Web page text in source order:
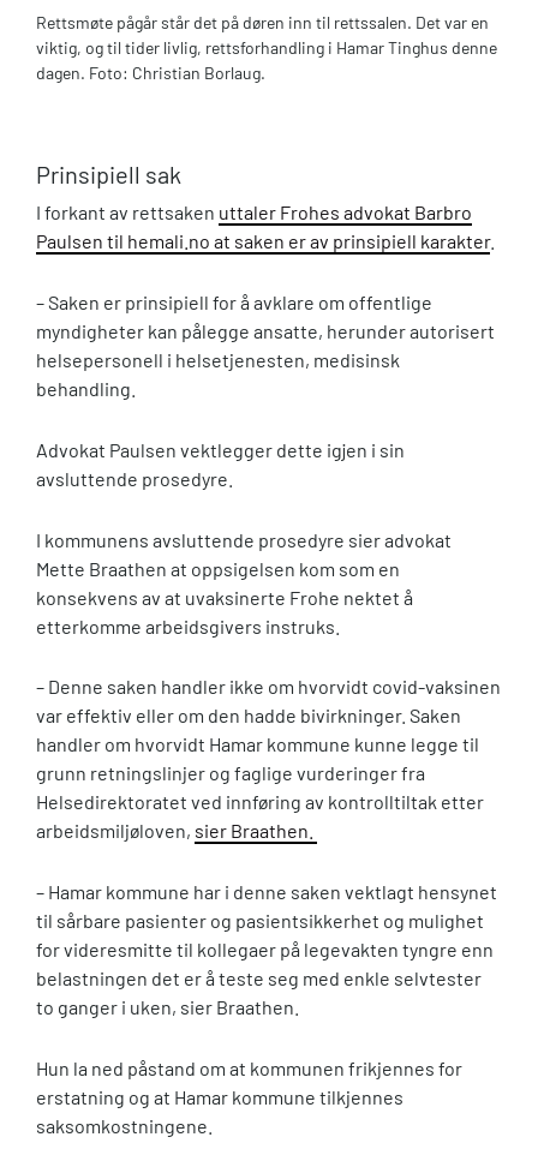
Rettsmøte pågår står det på døren inn til rettssalen. Det var en
viktig, og til tider livlig, rettsforhandling i Hamar Tinghus denne
dagen. Foto: Christian Borlaug.
Prinsipiell sak
I forkant av rettsaken uttaler Frohes advokat Barbro
Paulsen til hemali.no at saken er av prinsipiell karakter.
– Saken er prinsipiell for å avklare om offentlige
myndigheter kan pålegge ansatte, herunder autorisert
helsepersonell i helsetjenesten, medisinsk
behandling.
Advokat Paulsen vektlegger dette igjen i sin
avsluttende prosedyre.
I kommunens avsluttende prosedyre sier advokat
Mette Braathen at oppsigelsen kom som en
konsekvens av at uvaksinerte Frohe nektet å
etterkomme arbeidsgivers instruks.
– Denne saken handler ikke om hvorvidt covid-vaksinen
var effektiv eller om den hadde bivirkninger. Saken
handler om hvorvidt Hamar kommune kunne legge til
grunn retningslinjer og faglige vurderinger fra
Helsedirektoratet ved innføring av kontrolltiltak etter
arbeidsmiljøloven, sier Braathen.
– Hamar kommune har i denne saken vektlagt hensynet
til sårbare pasienter og pasientsikkerhet og mulighet
for videresmitte til kollegaer på legevakten tyngre enn
belastningen det er å teste seg med enkle selvtester
to ganger i uken, sier Braathen.
Hun la ned påstand om at kommunen frikjennes for
erstatning og at Hamar kommune tilkjennes
saksomkostningene.